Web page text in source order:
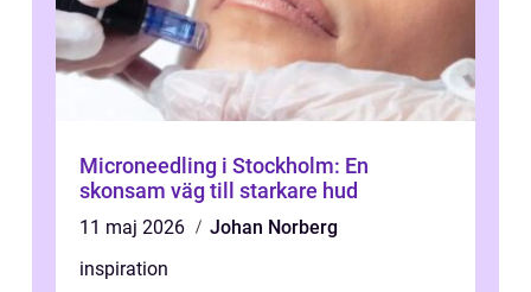
Microneedling i Stockholm: En
skonsam väg till starkare hud
11 maj 2026
Johan Norberg
inspiration